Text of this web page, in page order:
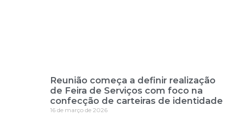
Reunião começa a definir realização
de Feira de Serviços com foco na
confecção de carteiras de identidade
16 de março de 2026